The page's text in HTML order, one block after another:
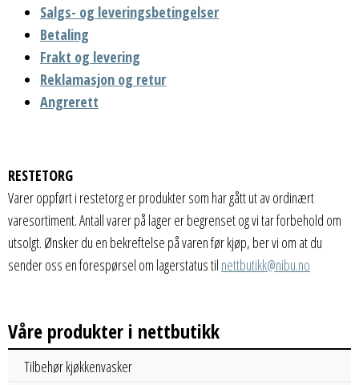
Salgs- og leveringsbetingelser
Betaling
Frakt og levering
Reklamasjon og retur
Angrerett
RESTETORG
Varer oppført i restetorg er produkter som har gått ut av ordinært
varesortiment. Antall varer på lager er begrenset og vi tar forbehold om
utsolgt. Ønsker du en bekreftelse på varen før kjøp, ber vi om at du
sender oss en forespørsel om lagerstatus til nettbutikk@nibu.no
Våre produkter i nettbutikk
Tilbehør kjøkkenvasker